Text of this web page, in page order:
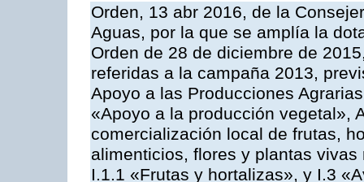
Orden, 13 abr 2016, de la
Aguas, por la que se amplía la
Orden de 28 de diciembre de
referidas a la campaña 2013,
Apoyo a las Producciones
«Apoyo a la producción vegetal»,
comercialización local de frutas,
alimenticios, flores y plantas
I.1.1 «Frutas y hortalizas», y I.3